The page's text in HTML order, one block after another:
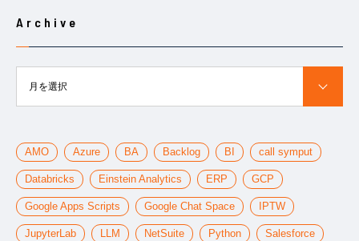
Archive
月を選択
AMO Azure BA Backlog BI call symput
Databricks Einstein Analytics ERP GCP
Google Apps Scripts Google Chat Space IPTW
JupyterLab LLM NetSuite Python Salesforce